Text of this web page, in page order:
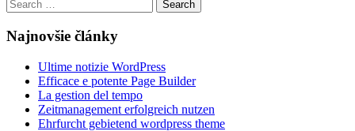
for:
Najnovšie články
Ultime notizie WordPress
Efficace e potente Page Builder
La gestion del tempo
Zeitmanagement erfolgreich nutzen
Ehrfurcht gebietend wordpress theme